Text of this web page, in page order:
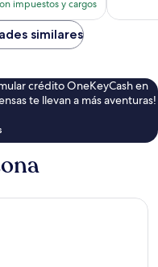
es
de
$106
impuestos y cargos
similares
crédito OneKeyCash en
te llevan a más aventuras!